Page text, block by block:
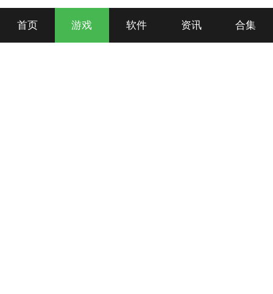
首页 游戏 软件 资讯 合集